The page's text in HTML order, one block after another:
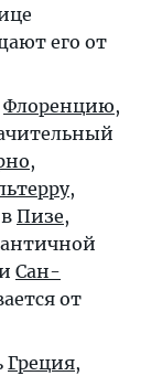
его от
Флоренцию,
,
,
Пизе,
Сан-
от
Греция,